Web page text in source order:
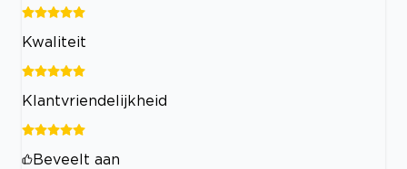
Kwaliteit
Klantvriendelijkheid
Beveelt aan